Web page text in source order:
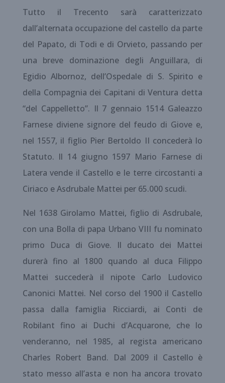
Tutto il Trecento sarà caratterizzato
dall’alternata occupazione del castello da parte
del Papato, di Todi e di Orvieto, passando per
una breve dominazione degli Anguillara, di
Egidio Albornoz, dell’Ospedale di S. Spirito e
della Compagnia dei Capitani di Ventura detta
“del Cappelletto”. Il 7 gennaio 1514 Galeazzo
Farnese diviene signore del feudo di Giove e,
nel 1557, il figlio Pier Bertoldo II concederà lo
Statuto. Il 14 giugno 1597 Mario Farnese di
Latera vende il Castello e le terre circostanti a
Ciriaco e Asdrubale Mattei per 65.000 scudi.
Nel 1638 Girolamo Mattei, figlio di Asdrubale,
con una Bolla di papa Urbano VIII fu nominato
primo Duca di Giove. Il ducato dei Mattei
durerà fino al 1800 quando al duca Filippo
Mattei succederà il nipote Carlo Ludovico
Canonici Mattei. Nel corso del 1900 il Castello
passa dalla famiglia Ricciardi, ai Conti de
Robilant fino ai Duchi d’Acquarone, che lo
venderanno, nel 1985, al regista americano
Charles Robert Band. Dal 2009 il Castello è
stato messo all’asta e non ha ancora trovato